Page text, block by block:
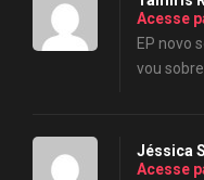
Acesse
EP novo
vou
Jéssica
Acesse